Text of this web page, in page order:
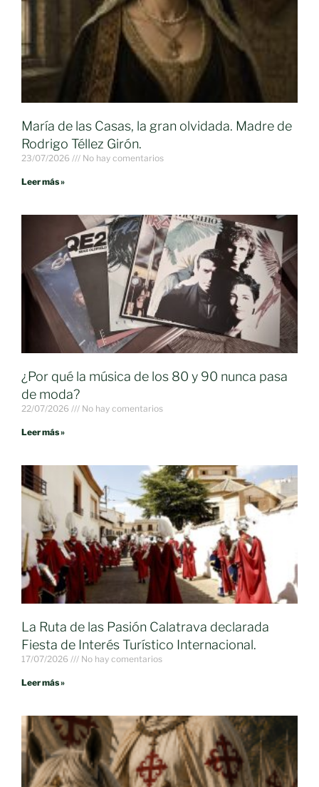
María de las Casas, la gran olvidada. Madre de
Rodrigo Téllez Girón.
23/07/2026 No hay comentarios
Leer más »
¿Por qué la música de los 80 y 90 nunca pasa
de moda?
22/07/2026 No hay comentarios
Leer más »
La Ruta de las Pasión Calatrava declarada
Fiesta de Interés Turístico Internacional.
17/07/2026 No hay comentarios
Leer más »